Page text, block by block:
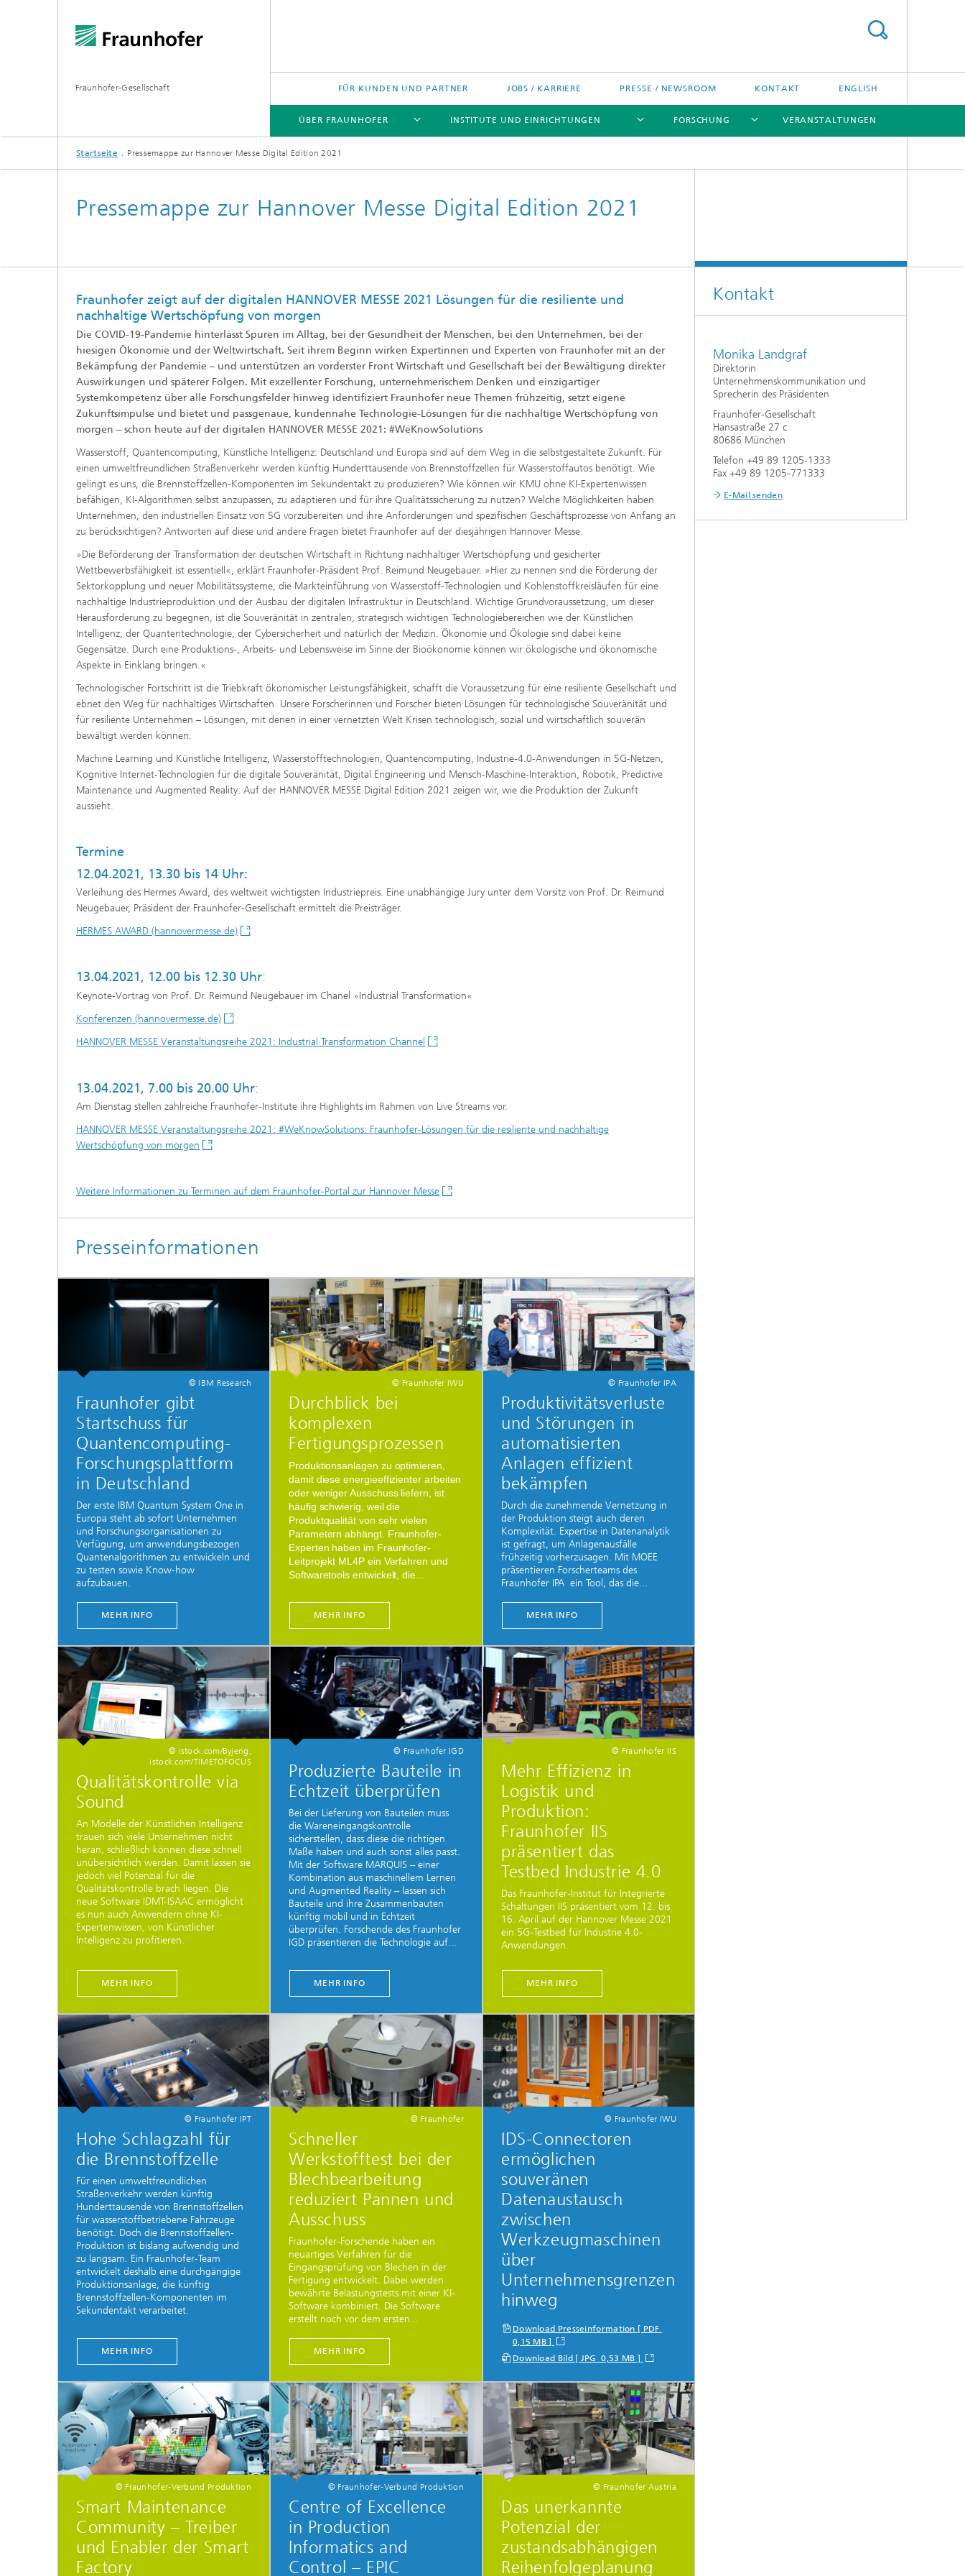
Fraunhofer-Gesellschaft FÜR KUNDEN UND PARTNER JOBS / KARRIERE PRESSE / NEWSROOM KONTAKT ENGLISH
ÜBER FRAUNHOFER
ÜBER FRAUNHOFER
Fraunhofer-Preisverleihung
INSTITUTE UND EINRICHTUNGEN
INSTITUTE UND EINRICHTUNGEN
Fraunhofer-Allianzen
Fraunhofer Cluster of Excellence Leistungszentren
Nord- und Südamerika
Asien
FORSCHUNG
FORSCHUNG
Leitprojekte
VERANSTALTUNGEN
Startseite Pressemappe zur Hannover Messe Digital Edition 2021
Pressemappe zur Hannover Messe Digital Edition 2021
Fraunhofer zeigt auf der digitalen HANNOVER MESSE 2021 Lösungen für die resiliente und
nachhaltige Wertschöpfung von morgen
Die COVID-19-Pandemie hinterlässt Spuren im Alltag, bei der Gesundheit der Menschen, bei den Unternehmen, bei der
hiesigen Ökonomie und der Weltwirtschaft. Seit ihrem Beginn wirken Expertinnen und Experten von Fraunhofer mit an der
Bekämpfung der Pandemie – und unterstützen an vorderster Front Wirtschaft und Gesellschaft bei der Bewältigung direkter
Auswirkungen und späterer Folgen. Mit exzellenter Forschung, unternehmerischem Denken und einzigartiger
Systemkompetenz über alle Forschungsfelder hinweg identifiziert Fraunhofer neue Themen frühzeitig, setzt eigene
Zukunftsimpulse und bietet und passgenaue, kundennahe Technologie-Lösungen für die nachhaltige Wertschöpfung von
morgen – schon heute auf der digitalen HANNOVER MESSE 2021: #WeKnowSolutions
Wasserstoff, Quantencomputing, Künstliche Intelligenz: Deutschland und Europa sind auf dem Weg in die selbstgestaltete Zukunft. Für
einen umweltfreundlichen Straßenverkehr werden künftig Hunderttausende von Brennstoffzellen für Wasserstoffautos benötigt. Wie
gelingt es uns, die Brennstoffzellen-Komponenten im Sekundentakt zu produzieren? Wie können wir KMU ohne KI-Expertenwissen
befähigen, KI-Algorithmen selbst anzupassen, zu adaptieren und für ihre Qualitätssicherung zu nutzen? Welche Möglichkeiten haben
Unternehmen, den industriellen Einsatz von 5G vorzubereiten und ihre Anforderungen und spezifischen Geschäftsprozesse von Anfang an
zu berücksichtigen? Antworten auf diese und andere Fragen bietet Fraunhofer auf der diesjährigen Hannover Messe.
»Die Beförderung der Transformation der deutschen Wirtschaft in Richtung nachhaltiger Wertschöpfung und gesicherter
Wettbewerbsfähigkeit ist essentiell«, erklärt Fraunhofer-Präsident Prof. Reimund Neugebauer. »Hier zu nennen sind die Förderung der
Sektorkopplung und neuer Mobilitätssysteme, die Markteinführung von Wasserstoff-Technologien und Kohlenstoffkreisläufen für eine
nachhaltige Industrieproduktion und der Ausbau der digitalen Infrastruktur in Deutschland. Wichtige Grundvoraussetzung, um dieser
Herausforderung zu begegnen, ist die Souveränität in zentralen, strategisch wichtigen Technologiebereichen wie der Künstlichen
Intelligenz, der Quantentechnologie, der Cybersicherheit und natürlich der Medizin. Ökonomie und Ökologie sind dabei keine
Gegensätze. Durch eine Produktions-, Arbeits- und Lebensweise im Sinne der Bioökonomie können wir ökologische und ökonomische
Aspekte in Einklang bringen.«
Technologischer Fortschritt ist die Triebkraft ökonomischer Leistungsfähigkeit, schafft die Voraussetzung für eine resiliente Gesellschaft und
ebnet den Weg für nachhaltiges Wirtschaften. Unsere Forscherinnen und Forscher bieten Lösungen für technologische Souveränität und
für resiliente Unternehmen – Lösungen, mit denen in einer vernetzten Welt Krisen technologisch, sozial und wirtschaftlich souverän
bewältigt werden können.
Machine Learning und Künstliche Intelligenz, Wasserstofftechnologien, Quantencomputing, Industrie-4.0-Anwendungen in 5G-Netzen,
Kognitive Internet-Technologien für die digitale Souveränität, Digital Engineering und Mensch-Maschine-Interaktion, Robotik, Predictive
Maintenance und Augmented Reality: Auf der HANNOVER MESSE Digital Edition 2021 zeigen wir, wie die Produktion der Zukunft
aussieht.
Termine
12.04.2021, 13.30 bis 14 Uhr:
Verleihung des Hermes Award, des weltweit wichtigsten Industriepreis. Eine unabhängige Jury unter dem Vorsitz von Prof. Dr. Reimund
Neugebauer, Präsident der Fraunhofer-Gesellschaft ermittelt die Preisträger.
HERMES AWARD (hannovermesse.de)
13.04.2021, 12.00 bis 12.30 Uhr:
Keynote-Vortrag von Prof. Dr. Reimund Neugebauer im Chanel »Industrial Transformation«
Konferenzen (hannovermesse.de)
HANNOVER MESSE Veranstaltungsreihe 2021: Industrial Transformation Channel
13.04.2021, 7.00 bis 20.00 Uhr:
Am Dienstag stellen zahlreiche Fraunhofer-Institute ihre Highlights im Rahmen von Live Streams vor.
HANNOVER MESSE Veranstaltungsreihe 2021: #WeKnowSolutions: Fraunhofer-Lösungen für die resiliente und nachhaltige
Wertschöpfung von morgen
Weitere Informationen zu Terminen auf dem Fraunhofer-Portal zur Hannover Messe
Presseinformationen
© IBM Research
Fraunhofer gibt
Startschuss für
Quantencomputing-
Forschungsplattform
in Deutschland
Der erste IBM Quantum System One in
Europa steht ab sofort Unternehmen
und Forschungsorganisationen zu
Verfügung, um anwendungsbezogen
Quantenalgorithmen zu entwickeln und
zu testen sowie Know-how
aufzubauen.
MEHR INFO
© Fraunhofer IWU
Durchblick bei
komplexen
Fertigungsprozessen
Produktionsanlagen zu optimieren,
damit diese energieeffizienter arbeiten
oder weniger Ausschuss liefern, ist
häufig schwierig, weil die
Produktqualität von sehr vielen
Parametern abhängt. Fraunhofer-
Experten haben im Fraunhofer-
Leitprojekt ML4P ein Verfahren und
Softwaretools entwickelt, die...
MEHR INFO
© Fraunhofer IPA
Produktivitätsverluste
und Störungen in
automatisierten
Anlagen effizient
bekämpfen
Durch die zunehmende Vernetzung in
der Produktion steigt auch deren
Komplexität. Expertise in Datenanalytik
ist gefragt, um Anlagenausfälle
frühzeitig vorherzusagen. Mit MOEE
präsentieren Forscherteams des
Fraunhofer IPA ein Tool, das die...
MEHR INFO
© istock.com/Byjeng,
istock.com/TIMETOFOCUS
Qualitätskontrolle via
Sound
An Modelle der Künstlichen Intelligenz
trauen sich viele Unternehmen nicht
heran, schließlich können diese schnell
unübersichtlich werden. Damit lassen sie
jedoch viel Potenzial für die
Qualitätskontrolle brach liegen. Die
neue Software IDMT-ISAAC ermöglicht
es nun auch Anwendern ohne KI-
Expertenwissen, von Künstlicher
Intelligenz zu profitieren.
MEHR INFO
© Fraunhofer IGD
Produzierte Bauteile in
Echtzeit überprüfen
Bei der Lieferung von Bauteilen muss
die Wareneingangskontrolle
sicherstellen, dass diese die richtigen
Maße haben und auch sonst alles passt.
Mit der Software MARQUIS – einer
Kombination aus maschinellem Lernen
und Augmented Reality – lassen sich
Bauteile und ihre Zusammenbauten
künftig mobil und in Echtzeit
überprüfen. Forschende des Fraunhofer
IGD präsentieren die Technologie auf...
MEHR INFO
© Fraunhofer IIS
Mehr Effizienz in
Logistik und
Produktion:
Fraunhofer IIS
präsentiert das
Testbed Industrie 4.0
Das Fraunhofer-Institut für Integrierte
Schaltungen IIS präsentiert vom 12. bis
16. April auf der Hannover Messe 2021
ein 5G-Testbed für Industrie 4.0-
Anwendungen.
MEHR INFO
© Fraunhofer IPT
Hohe Schlagzahl für
die Brennstoffzelle
Für einen umweltfreundlichen
Straßenverkehr werden künftig
Hunderttausende von Brennstoffzellen
für wasserstoffbetriebene Fahrzeuge
benötigt. Doch die Brennstoffzellen-
Produktion ist bislang aufwendig und
zu langsam. Ein Fraunhofer-Team
entwickelt deshalb eine durchgängige
Produktionsanlage, die künftig
Brennstoffzellen-Komponenten im
Sekundentakt verarbeitet.
MEHR INFO
© Fraunhofer
Schneller
Werkstofftest bei der
Blechbearbeitung
reduziert Pannen und
Ausschuss
Fraunhofer-Forschende haben ein
neuartiges Verfahren für die
Eingangsprüfung von Blechen in der
Fertigung entwickelt. Dabei werden
bewährte Belastungstests mit einer KI-
Software kombiniert. Die Software
erstellt noch vor dem ersten...
MEHR INFO
© Fraunhofer IWU
IDS-Connectoren
ermöglichen
souveränen
Datenaustausch
zwischen
Werkzeugmaschinen
über
Unternehmensgrenzen
hinweg
Download Presseinformation [ PDF
0,15 MB ]
Download Bild [ JPG 0,53 MB ]
© Fraunhofer-Verbund Produktion
Smart Maintenance
Community – Treiber
und Enabler der Smart
Factory
© Fraunhofer-Verbund Produktion
Centre of Excellence
in Production
Informatics and
Control – EPIC
© Fraunhofer Austria
Das unerkannte
Potenzial der
zustandsabhängigen
Reihenfolgeplanung
Kontakt
Monika Landgraf
Direktorin
Unternehmenskommunikation und
Sprecherin des Präsidenten
Fraunhofer-Gesellschaft
Hansastraße 27 c
80686 München
Telefon +49 89 1205-1333
Fax +49 89 1205-771333
E-Mail senden